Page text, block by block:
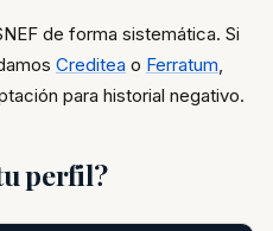
de forma sistemática. Si
Creditea o Ferratum,
para historial negativo.
perfil?